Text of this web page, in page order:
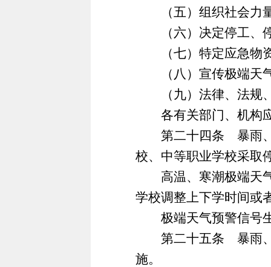
（五）组织社会力
（六）决定停工、停
（七）特定应急物资
（八）宣传极端天气
（九）法律、法规、
各有关部门、机构应
第二十四条 暴雨、
校、中等职业学校采取
高温、寒潮极端天气
学校调整上下学时间或
极端天气预警信号生
第二十五条 暴雨、
施。